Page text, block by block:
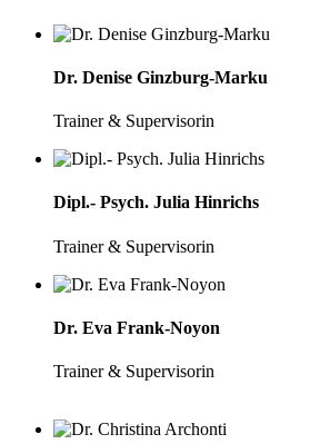
Dr. Denise Ginzburg-Marku
Trainer & Supervisorin
Dipl.- Psych. Julia Hinrichs
Trainer & Supervisorin
Dr. Eva Frank-Noyon
Trainer & Supervisorin